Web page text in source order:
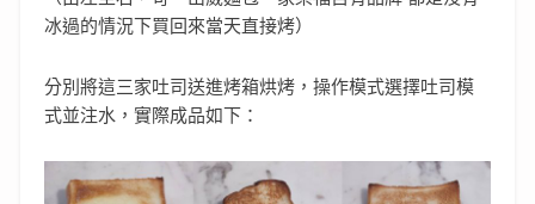
冰過的情況下買回來當天直接烤）
分別將這三家吐司送進烤箱烘烤，操作模式選擇吐司模
式並注水，實際成品如下：